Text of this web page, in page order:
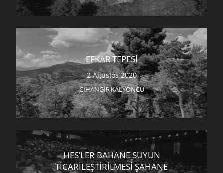
EFKAR TEPESI
2 Ağustos 2020
CIHANGIR KALYONCU
HES’LER BAHANE SUYUN
TICARILEŞTIRILMESI ŞAHANE